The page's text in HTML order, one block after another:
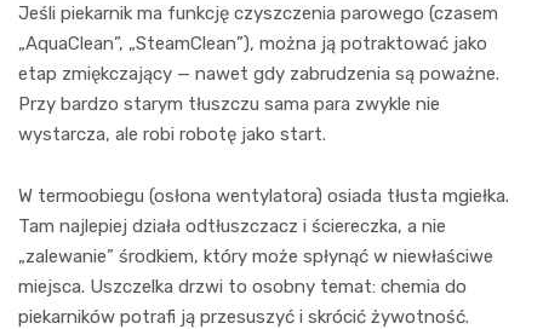
Jeśli piekarnik ma funkcję czyszczenia parowego (czasem
„AquaClean”, „SteamClean”), można ją potraktować jako
etap zmiękczający — nawet gdy zabrudzenia są poważne.
Przy bardzo starym tłuszczu sama para zwykle nie
wystarcza, ale robi robotę jako start.
W termoobiegu (osłona wentylatora) osiada tłusta mgiełka.
Tam najlepiej działa odtłuszczacz i ściereczka, a nie
„zalewanie” środkiem, który może spłynąć w niewłaściwe
miejsca. Uszczelka drzwi to osobny temat: chemia do
piekarników potrafi ją przesuszyć i skrócić żywotność.